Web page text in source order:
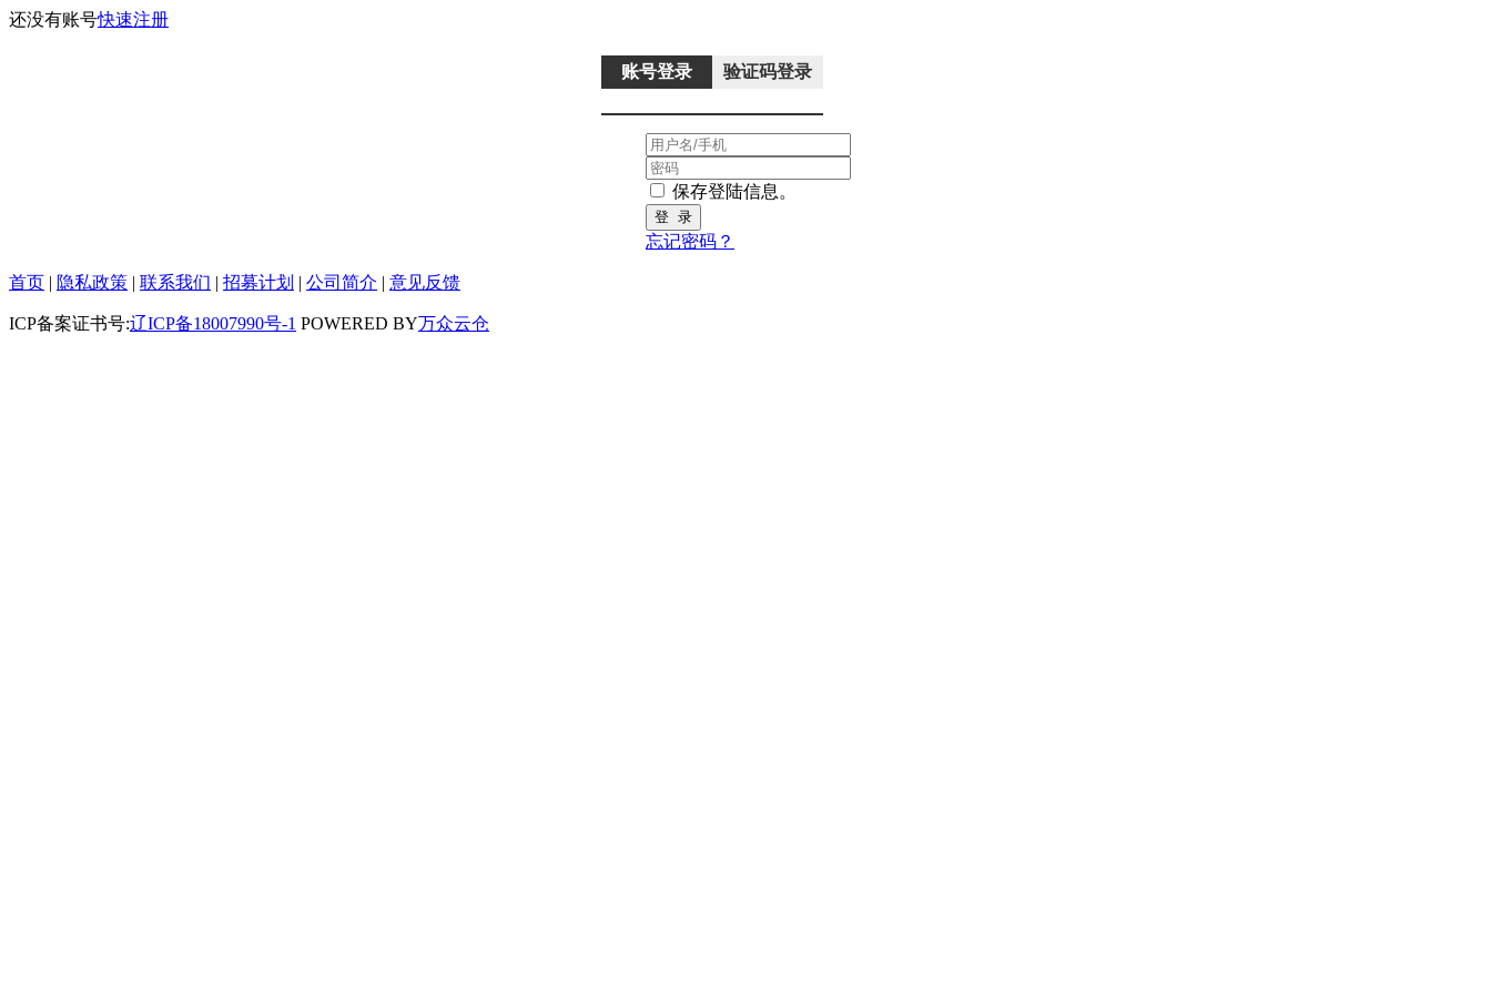
还没有账号快速注册
账号登录 验证码登录
保存登陆信息。
忘记密码？
首页 | 隐私政策 | 联系我们 | 招募计划 | 公司简介 | 意见反馈
ICP备案证书号:辽ICP备18007990号-1 POWERED BY万众云仓